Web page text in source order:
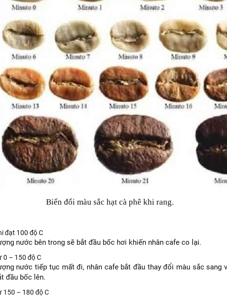
đổi màu sắc hạt cà phê khi rang.
đạt 100 độ C
nước bên trong sẽ bắt đầu bốc hơi khiến nhân cafe co lại.
0 – 150 độ C
nước tiếp tục mất đi, nhân cafe bắt đầu thay đổi màu sắc
đầu bốc lên.
150 – 180 độ C